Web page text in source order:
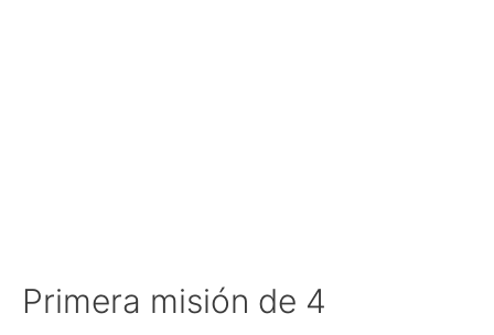
Primera misión de 4